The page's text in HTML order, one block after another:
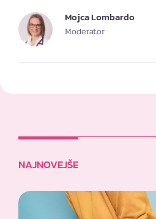
Mojca Lombardo
Moderator
NAJNOVEJŠE